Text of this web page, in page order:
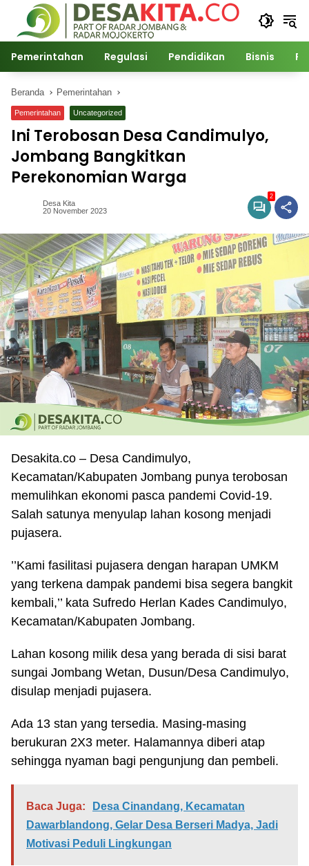
Langsung
konten
Pemerintahan Regulasi Pendidikan Bisnis
Beranda Pemerintahan
Pemerintahan Uncategorized
Ini Terobosan Desa Candimulyo,
Jombang Bangkitkan
Perekonomian Warga
Desa Kita
20 November 2023
2
Desakita.co – Desa Candimulyo,
Kecamatan/Kabupaten Jombang punya terobosan
memulihkan ekonomi pasca pandemi Covid-19.
Salah satunya menyulap lahan kosong menjadi
pujasera.
’’Kami fasilitasi pujasera dengan harapan UMKM
yang terkena dampak pandemi bisa segera bangkit
kembali,’’ kata Sufredo Herlan Kades Candimulyo,
Kecamatan/Kabupaten Jombang.
Lahan kosong milik desa yang berada di sisi barat
sungai Jombang Wetan, Dusun/Desa Candimulyo,
disulap menjadi pujasera.
Ada 13 stan yang tersedia. Masing-masing
berukuran 2X3 meter. Halamannya diberi atap
sehingga nyaman bagi pengunjung dan pembeli.
Baca Juga:
Desa Cinandang, Kecamatan
Dawarblandong, Gelar Desa Berseri Madya, Jadi
Motivasi Peduli Lingkungan